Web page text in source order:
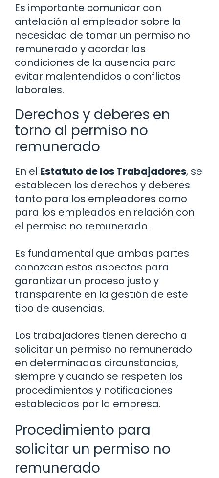
Es importante comunicar con
antelación al empleador sobre la
necesidad de tomar un permiso no
remunerado y acordar las
condiciones de la ausencia para
evitar malentendidos o conflictos
laborales.
Derechos y deberes en
torno al permiso no
remunerado
En el Estatuto de los Trabajadores, se
establecen los derechos y deberes
tanto para los empleadores como
para los empleados en relación con
el permiso no remunerado.
Es fundamental que ambas partes
conozcan estos aspectos para
garantizar un proceso justo y
transparente en la gestión de este
tipo de ausencias.
Los trabajadores tienen derecho a
solicitar un permiso no remunerado
en determinadas circunstancias,
siempre y cuando se respeten los
procedimientos y notificaciones
establecidos por la empresa.
Procedimiento para
solicitar un permiso no
remunerado